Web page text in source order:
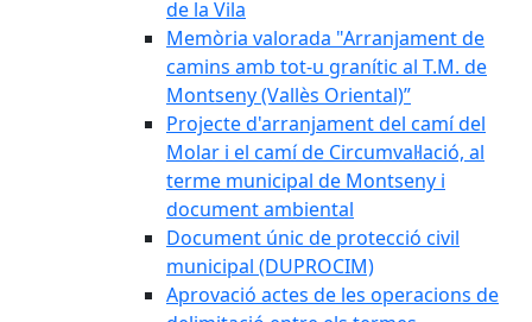
de la Vila
Memòria valorada "Arranjament de
camins amb tot-u granític al T.M. de
Montseny (Vallès Oriental)”
Projecte d'arranjament del camí del
Molar i el camí de Circumval·lació, al
terme municipal de Montseny i
document ambiental
Document únic de protecció civil
municipal (DUPROCIM)
Aprovació actes de les operacions de